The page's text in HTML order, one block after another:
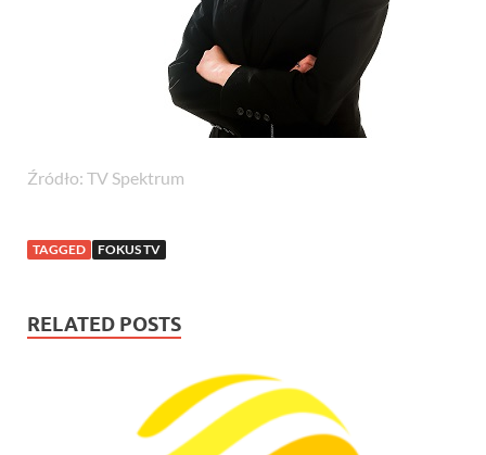
Źródło: TV Spektrum
TAGGED FOKUS TV
RELATED POSTS